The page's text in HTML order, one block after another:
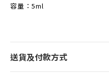
容量：5ml
送貨及付款方式